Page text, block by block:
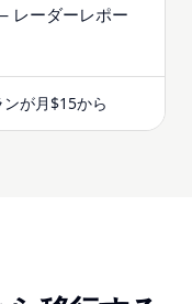
レーダーレポー
が月$15から